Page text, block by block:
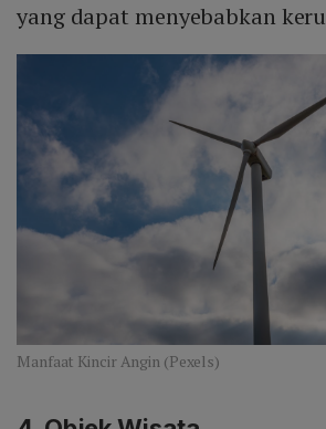
yang dapat menyebabkan
Manfaat Kincir Angin (Pexels)